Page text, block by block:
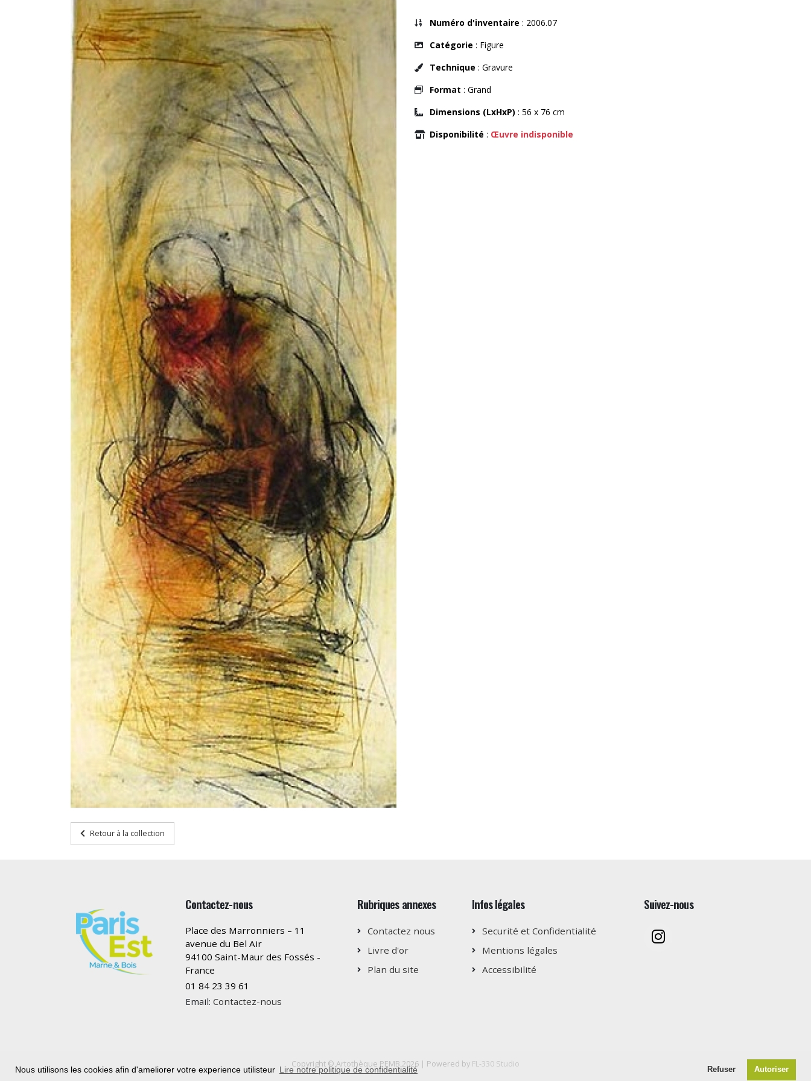
Nous utilisons les cookies afin d'ameliorer votre experience utilisteur Lire notre politique de confidentialité Refuser Autoriser
Numéro d'inventaire : 2006.07
Catégorie : Figure
Technique : Gravure
Format : Grand
Dimensions (LxHxP) : 56 x 76 cm
Disponibilité : Œuvre indisponible
Retour à la collection
Contactez-nous
Place des Marronniers – 11
avenue du Bel Air
94100 Saint-Maur des Fossés -
France
01 84 23 39 61
Email: Contactez-nous
Rubriques annexes
Contactez nous
Livre d'or
Plan du site
Infos légales
Securité et Confidentialité
Mentions légales
Accessibilité
Suivez-nous
Copyright © Artothèque PEMB 2026 | Powered by FL-330 Studio